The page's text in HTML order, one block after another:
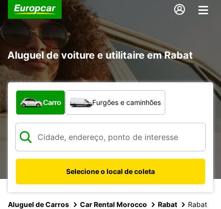
Aluguel de voiture e utilitaire em Rabat
Qual tipo de veículo?
Carro Furgões e caminhões
Selecione o local de coleta
Aluguel de Carros Car Rental Morocco Rabat Rabat